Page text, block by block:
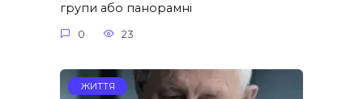
групи або панорамні
0 23
ЖИТТЯ